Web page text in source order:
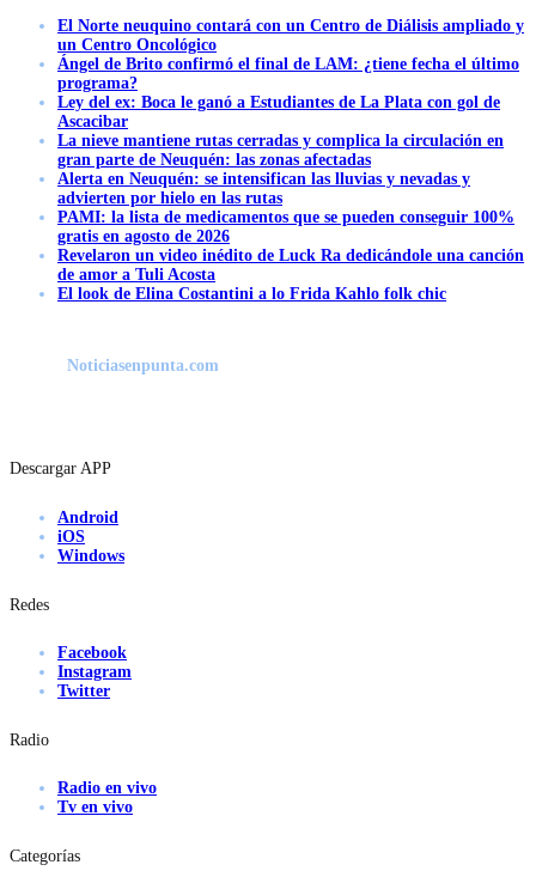
El Norte neuquino contará con un Centro de Diálisis ampliado y
un Centro Oncológico
Ángel de Brito confirmó el final de LAM: ¿tiene fecha el último
programa?
Ley del ex: Boca le ganó a Estudiantes de La Plata con gol de
Ascacibar
La nieve mantiene rutas cerradas y complica la circulación en
gran parte de Neuquén: las zonas afectadas
Alerta en Neuquén: se intensifican las lluvias y nevadas y
advierten por hielo en las rutas
PAMI: la lista de medicamentos que se pueden conseguir 100%
gratis en agosto de 2026
Revelaron un video inédito de Luck Ra dedicándole una canción
de amor a Tuli Acosta
El look de Elina Costantini a lo Frida Kahlo folk chic
Noticiasenpunta.com
Descargar APP
Android
iOS
Windows
Redes
Facebook
Instagram
Twitter
Radio
Radio en vivo
Tv en vivo
Categorías